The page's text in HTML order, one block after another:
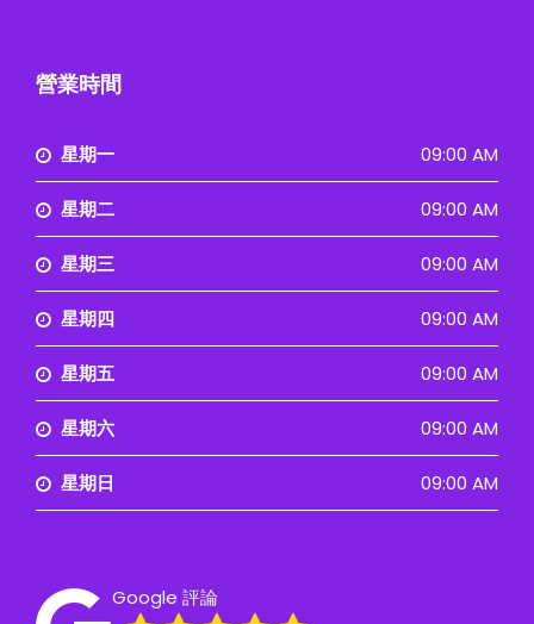
營業時間
星期一 09:00 AM
星期二 09:00 AM
星期三 09:00 AM
星期四 09:00 AM
星期五 09:00 AM
星期六 09:00 AM
星期日 09:00 AM
Google 評論